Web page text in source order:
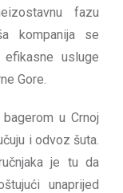
fazu
kompanija se
usluge
Gore.
u Crnoj
i odvoz šuta.
je tu da
unaprijed